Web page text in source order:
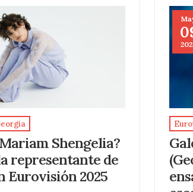
Shengelia?
representante de
Eurovisión 2025